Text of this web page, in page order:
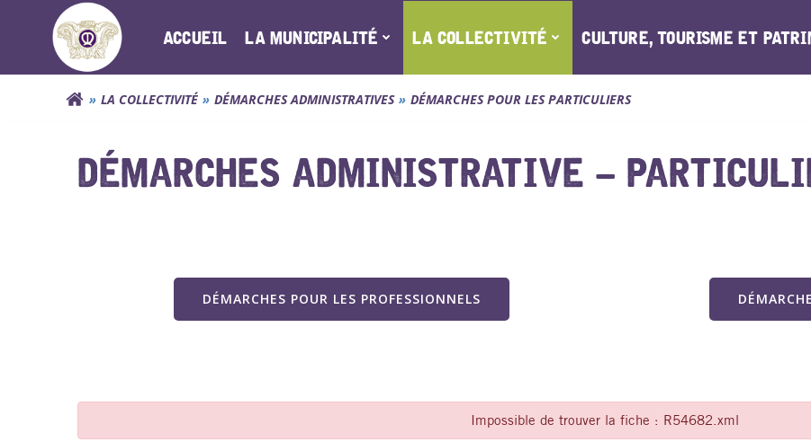
contenu
ACCUEIL LA MUNICIPALITÉ LA COLLECTIVITÉ CULTURE, TOURISME ET
LA COLLECTIVITÉ DÉMARCHES ADMINISTRATIVES DÉMARCHES POUR LES PARTICULIERS
DÉMARCHES ADMINISTRATIVE –
DÉMARCHES POUR LES PROFESSIONNELS
Impossible de trouver la fiche : R54682.xml